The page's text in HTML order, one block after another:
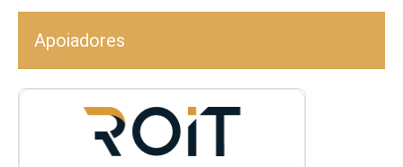
Apoiadores